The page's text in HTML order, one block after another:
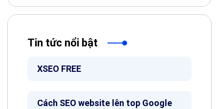
Tin tức nổi bật
XSEO FREE
Cách SEO website lên top Google